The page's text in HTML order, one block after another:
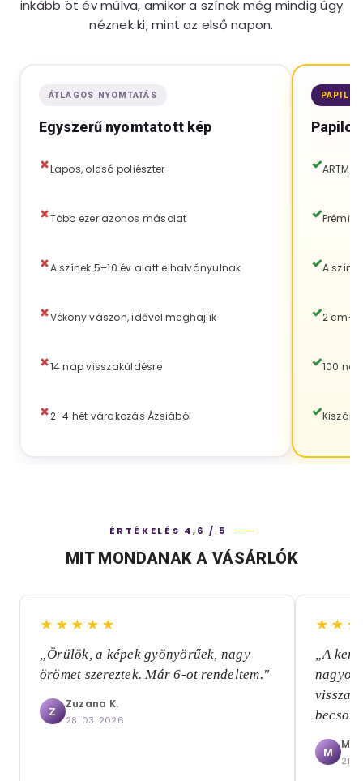
inkább öt év múlva, amikor a színek még mindig úgy
néznek ki, mint az első napon.
ÁTLAGOS NYOMTATÁS
Egyszerű nyomtatott kép
Lapos, olcsó poliészter
Több ezer azonos másolat
A színek 5–10 év alatt elhalványulnak
Vékony vászon, idővel meghajlik
14 nap visszaküldésre
2–4 hét várakozás Ázsiából
A
2 cm-
100
ÉRTÉKELÉS 4,6 / 5
MIT MONDANAK A VÁSÁRLÓK
★★★★★
„Örülök, a képek gyönyörűek, nagy
örömet szereztek. Már 6-ot rendeltem."
Z
Zuzana K.
28. 03. 2026
„A
nagyon
M
21.